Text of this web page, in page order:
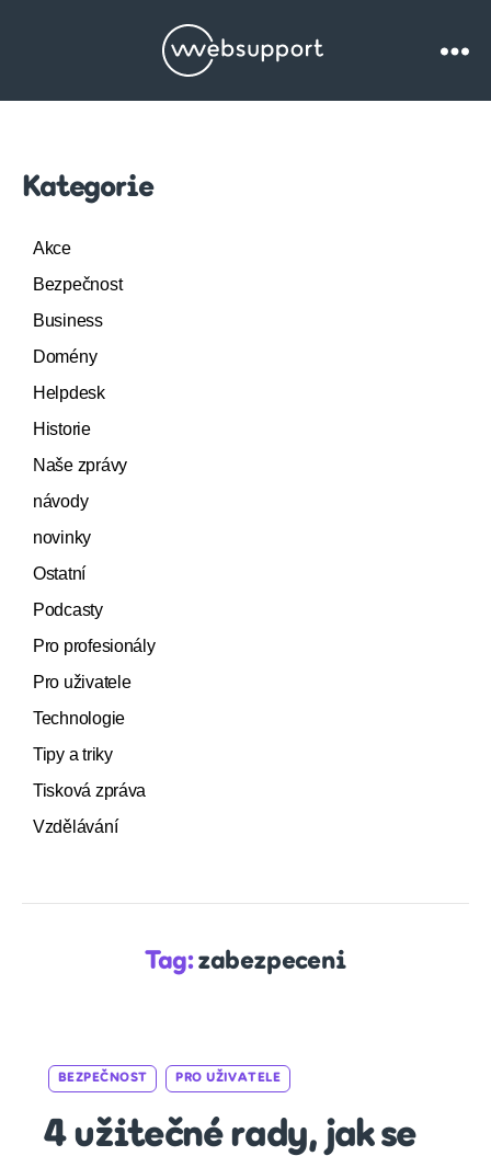
Websupport.cz
Kategorie
Akce
Bezpečnost
Business
Domény
Helpdesk
Historie
Naše zprávy
návody
novinky
Ostatní
Podcasty
Pro profesionály
Pro uživatele
Technologie
Tipy a triky
Tisková zpráva
Vzdělávání
Tag: zabezpeceni
Categories
BEZPEČNOST PRO UŽIVATELE
4 užitečné rady, jak se